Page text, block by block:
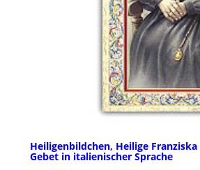
Heiligenbildchen, Heilige
Gebet in italienischer Sprache